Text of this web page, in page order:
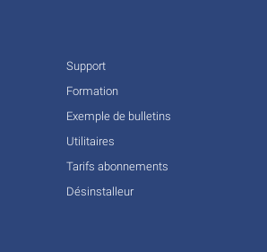
Support
Formation
Exemple de bulletins
Utilitaires
Tarifs abonnements
Désinstalleur